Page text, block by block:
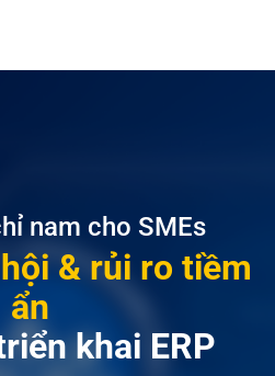
nam cho SMEs
& rủi ro tiềm
ẩn
khai ERP